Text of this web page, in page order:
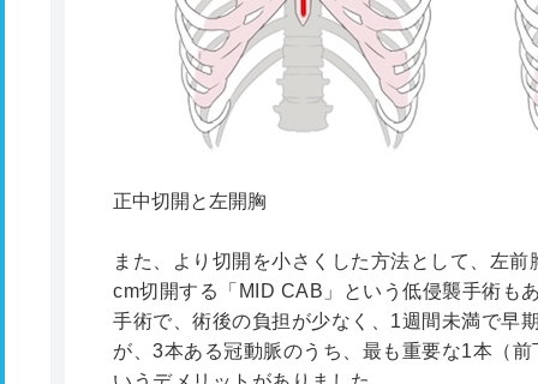
正中切開と左開胸
また、より切開を小さくした方法として、左
cm切開する「MID CAB」という低侵襲手術も
手術で、術後の負担が少なく、1週間未満で早
が、3本ある冠動脈のうち、最も重要な1本（